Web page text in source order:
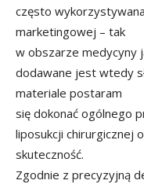
często
marketingowej – tak
w obszarze medycyny
dodawane jest wtedy
materiale postaram
się dokonać ogólnego
liposukcji chirurgicznej
skuteczność.
Zgodnie z precyzyjną